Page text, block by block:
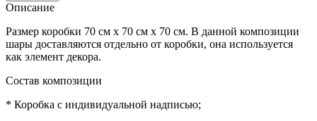
Описание
Размер коробки 70 см х 70 см х 70 см. В данной композиции
шары доставляются отдельно от коробки, она используется
как элемент декора.
Состав композиции
* Коробка с индивидуальной надписью;